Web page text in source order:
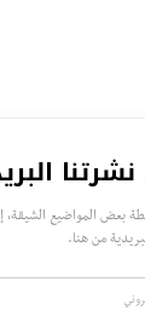
بعض المواضيع الشيقة،
من هنا.